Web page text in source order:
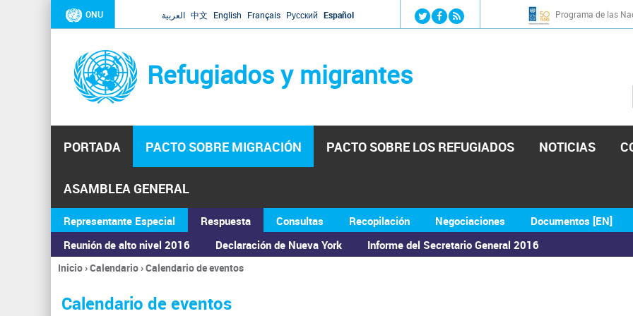
Jump to navigation
ONU العربية 中文 English Français Русский Español Programa de las
Refugiados y migrantes
PORTADA PACTO SOBRE MIGRACIÓN
Representante Especial
Respuesta
Reunión de alto nivel 2016
Declaración de Nueva York Informe del Secretario General 2016
Consultas Recopilación Negociaciones Documentos [EN]
PACTO SOBRE LOS REFUGIADOS NOTICIAS
ASAMBLEA GENERAL
Se
encuentra
usted
Inicio›Calendario›Calendario de eventos
Calendario de eventos